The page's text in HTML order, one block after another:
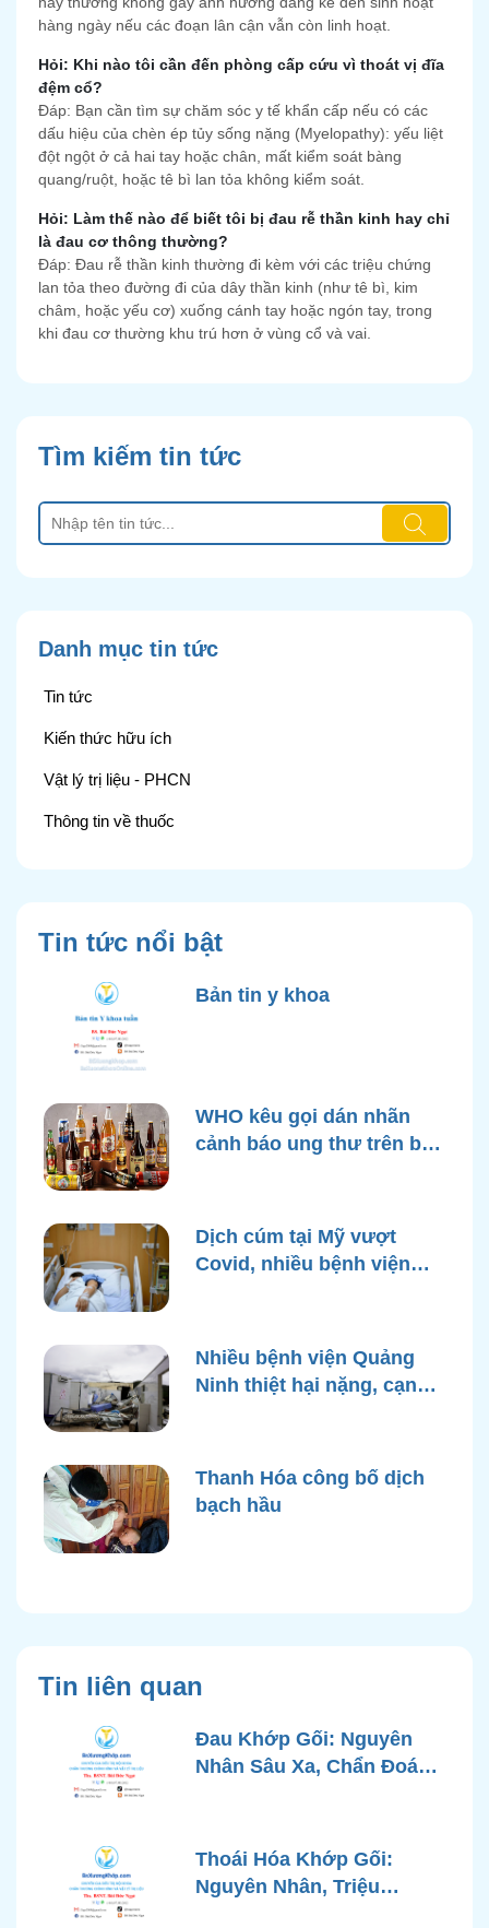
hàng ngày nếu các đoạn lân cận vẫn còn linh hoạt.
Hỏi: Khi nào tôi cần đến phòng cấp cứu vì thoát vị đĩa
đệm cổ?
Đáp: Bạn cần tìm sự chăm sóc y tế khẩn cấp nếu có các
dấu hiệu của chèn ép tủy sống nặng (Myelopathy): yếu liệt
đột ngột ở cả hai tay hoặc chân, mất kiểm soát bàng
quang/ruột, hoặc tê bì lan tỏa không kiểm soát.
Hỏi: Làm thế nào để biết tôi bị đau rễ thần kinh hay chỉ
là đau cơ thông thường?
Đáp: Đau rễ thần kinh thường đi kèm với các triệu chứng
lan tỏa theo đường đi của dây thần kinh (như tê bì, kim
châm, hoặc yếu cơ) xuống cánh tay hoặc ngón tay, trong
khi đau cơ thường khu trú hơn ở vùng cổ và vai.
Tìm kiếm tin tức
Danh mục tin tức
Tin tức
Kiến thức hữu ích
Vật lý trị liệu - PHCN
Thông tin về thuốc
Tin tức nổi bật
Bản tin y khoa
WHO kêu gọi dán nhãn
cảnh báo ung thư trên bao
Dịch cúm tại Mỹ vượt
Covid, nhiều bệnh viện
Nhiều bệnh viện Quảng
Ninh thiệt hại nặng, cạn
Thanh Hóa công bố dịch
bạch hầu
Tin liên quan
Đau Khớp Gối: Nguyên
Nhân Sâu Xa, Chẩn Đoán
Góc Nhìn Bác Sĩ Xương
Khớp
Thoái Hóa Khớp Gối:
Nguyên Nhân, Triệu